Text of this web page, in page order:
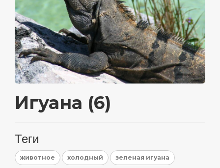
Игуана (6)
Теги
животное холодный зеленая игуана